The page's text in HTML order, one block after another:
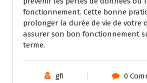
fonctionnement. Cette bonne
prolonger la durée de vie de votre
assurer son bon fonctionnement
terme.
gfi 0